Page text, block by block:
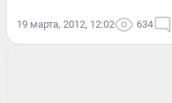
19 марта, 2012, 12:02 634